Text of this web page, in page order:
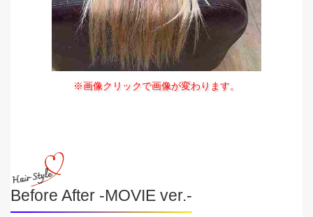
※画像クリックで画像が変わります。
Before After -MOVIE ver.-